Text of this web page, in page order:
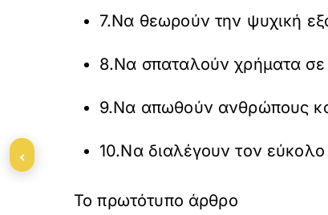
7.Να θεωρούν την ψυχική
8.Να σπαταλούν χρήματα
9.Να απωθούν ανθρώπους
10.Να διαλέγουν τον
Το πρωτότυπο άρθρο
‹